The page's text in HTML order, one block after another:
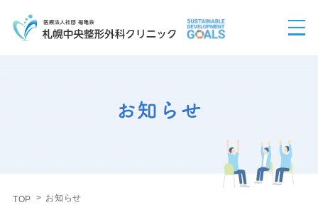
お知らせ
TOP お知らせ